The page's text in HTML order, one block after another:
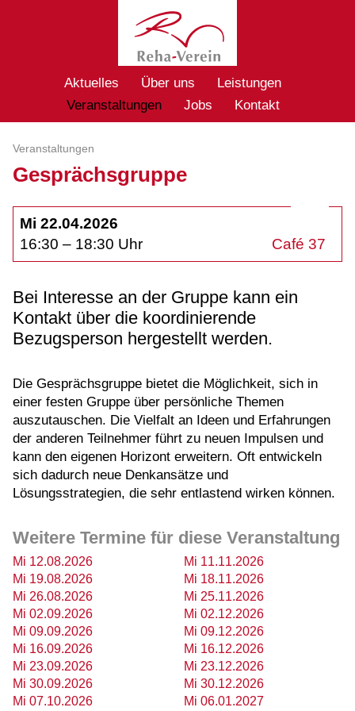
Aktuelles Über uns
Leistungen
Veranstaltungen
Jobs Kontakt
Veranstaltungen
Gesprächsgruppe
Mi 22.04.2026
16:30 – 18:30 Uhr
Café 37
Bei Interesse an der Gruppe kann ein
Kontakt über die koordinierende
Bezugsperson hergestellt werden.
Die Gesprächsgruppe bietet die Möglichkeit, sich in
einer festen Gruppe über persönliche Themen
auszutauschen. Die Vielfalt an Ideen und Erfahrungen
der anderen Teilnehmer führt zu neuen Impulsen und
kann den eigenen Horizont erweitern. Oft entwickeln
sich dadurch neue Denkansätze und
Lösungsstrategien, die sehr entlastend wirken können.
Weitere Termine für diese Veranstaltung
Mi 12.08.2026
Mi 19.08.2026
Mi 26.08.2026
Mi 02.09.2026
Mi 09.09.2026
Mi 16.09.2026
Mi 23.09.2026
Mi 30.09.2026
Mi 07.10.2026
Mi 11.11.2026
Mi 18.11.2026
Mi 25.11.2026
Mi 02.12.2026
Mi 09.12.2026
Mi 16.12.2026
Mi 23.12.2026
Mi 30.12.2026
Mi 06.01.2027